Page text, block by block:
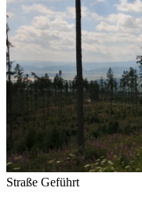
Straße Geführt